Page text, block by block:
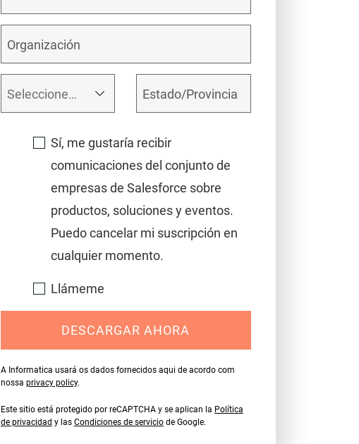
Sí, me gustaría recibir
comunicaciones del conjunto de
empresas de Salesforce sobre
productos, soluciones y eventos.
Puedo cancelar mi suscripción en
cualquier momento.
Llámeme
DESCARGAR AHORA
A Informatica usará os dados fornecidos aqui de acordo com
nossa privacy policy.
Este sitio está protegido por reCAPTCHA y se aplican la Política
de privacidad y las Condiciones de serviciode Google.